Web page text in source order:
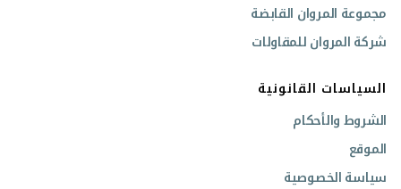
مجموعة المروان القابضة
شركة المروان للمقاولات
السياسات القانونية
الشروط والأحكام
الموقع
سياسة الخصوصية